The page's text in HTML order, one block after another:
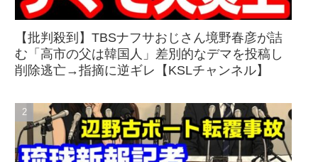
【批判殺到】TBSナフサおじさん境野春彦が詰
む「高市の父は韓国人」差別的なデマを投稿し
削除逃亡→指摘に逆ギレ【KSLチャンネル】